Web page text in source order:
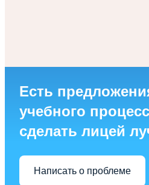
Есть
учебного
сделать лицей
Написать о проблеме